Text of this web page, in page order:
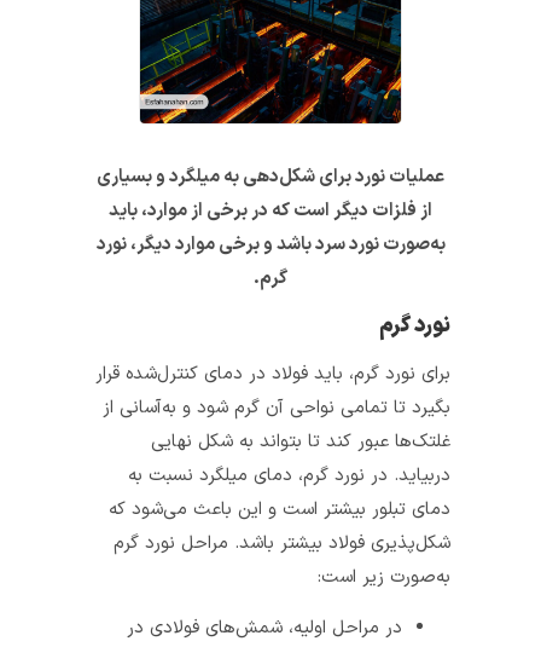
عملیات نورد برای شکل‌دهی به میلگرد و بسیاری
از فلزات دیگر است که در برخی از موارد، باید
به‌صورت نورد سرد باشد و برخی موارد دیگر، نورد
برای نورد گرم، باید فولاد در دمای کنترل‌شده قرار
بگیرد تا تمامی نواحی آن گرم شود و به‌آسانی از
غلتک‌ها عبور کند تا بتواند به شکل نهایی
دربیاید. در نورد گرم، دمای میلگرد نسبت به
دمای تبلور بیشتر است و این باعث می‌شود که
شکل‌پذیری فولاد بیشتر باشد. مراحل نورد گرم
به‌صورت زیر است:
در مراحل اولیه، شمش‌های فولادی در